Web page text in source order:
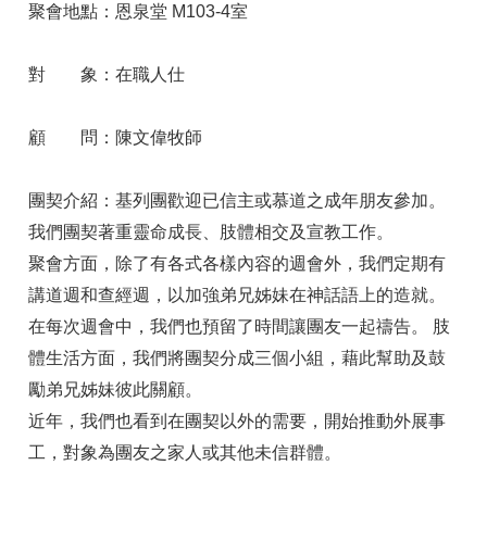
聚會地點：恩泉堂 M103-4室
對 象：在職人仕
顧 問：陳文偉牧師
團契介紹：基列團歡迎已信主或慕道之成年朋友參加。
我們團契著重靈命成長、肢體相交及宣教工作。
聚會方面，除了有各式各樣內容的週會外，我們定期有
講道週和查經週，以加強弟兄姊妹在神話語上的造就。
在每次週會中，我們也預留了時間讓團友一起禱告。 肢
體生活方面，我們將團契分成三個小組，藉此幫助及鼓
勵弟兄姊妹彼此關顧。
近年，我們也看到在團契以外的需要，開始推動外展事
工，對象為團友之家人或其他未信群體。